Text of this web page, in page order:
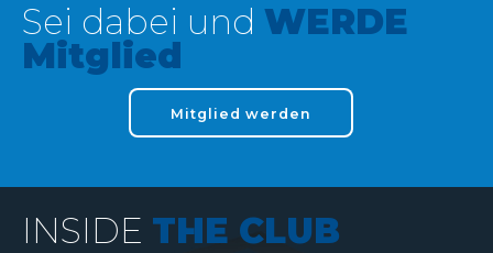
Sei dabei und WERDE
Mitglied
Mitglied werden
INSIDE THE CLUB